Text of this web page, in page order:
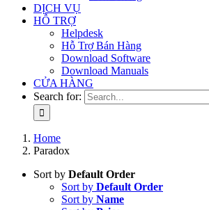
DỊCH VỤ
HỖ TRỢ
Helpdesk
Hỗ Trợ Bán Hàng
Download Software
Download Manuals
CỬA HÀNG
Search for:
Home
Paradox
Sort by Default Order
Sort by Default Order
Sort by Name